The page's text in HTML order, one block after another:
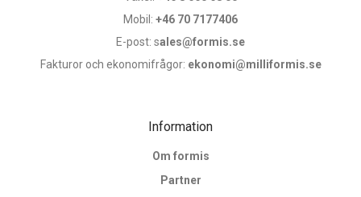
Mobil: +46 70 7177406
E-post: sales@formis.se
Fakturor och ekonomifrågor: ekonomi@milliformis.se
Information
Om formis
Partner